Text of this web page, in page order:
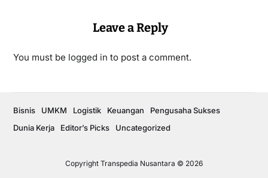
Leave a Reply
You must be logged in to post a comment.
Copyright Transpedia Nusantara © 2026
Bisnis UMKM Logistik Keuangan
Pengusaha Sukses
Dunia Kerja
Editor’s Picks Uncategorized